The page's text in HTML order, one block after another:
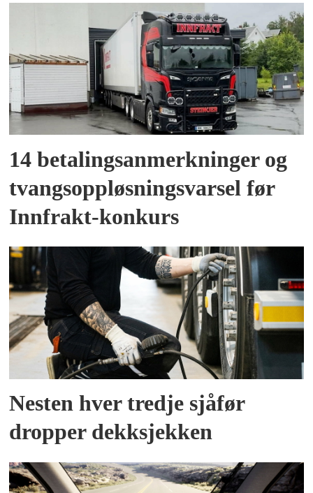
14 betalingsanmerkninger og
tvangsoppløsningsvarsel før
Innfrakt-konkurs
Nesten hver tredje sjåfør
dropper dekksjekken